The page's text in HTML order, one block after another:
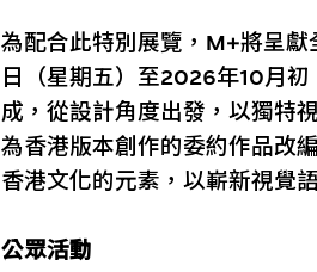
為配合此特別展覽，M+將呈
日（星期五）至2026年10月
成，從設計角度出發，以獨特
為香港版本創作的委約作品改
香港文化的元素，以嶄新視覺
公眾活動